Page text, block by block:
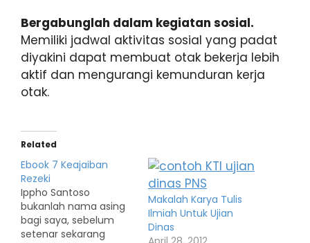
Bergabunglah dalam kegiatan sosial.
Memiliki jadwal aktivitas sosial yang padat
diyakini dapat membuat otak bekerja lebih
aktif dan mengurangi kemunduran kerja
otak.
Related
Ebook 7 Keajaiban
Rezeki
Ippho Santoso
bukanlah nama asing
bagi saya, sebelum
setenar sekarang
Makalah Karya Tulis
Ilmiah Untuk Ujian
Dinas